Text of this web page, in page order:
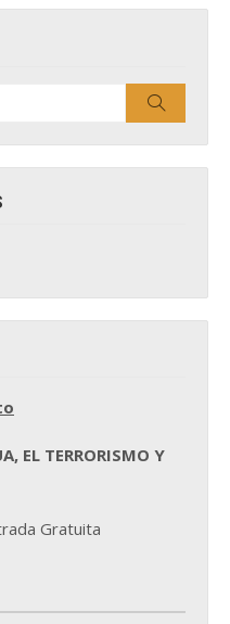
EL TERRORISMO Y
Gratuita